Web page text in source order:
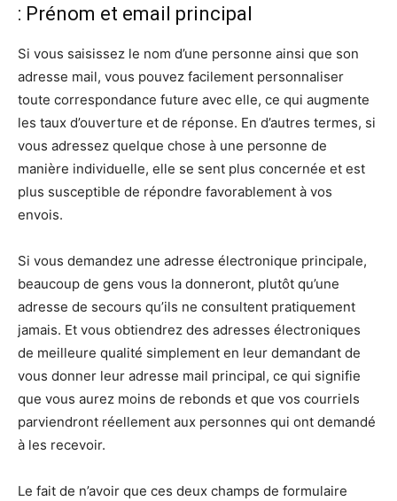
: Prénom et email principal
Si vous saisissez le nom d’une personne ainsi que son
adresse mail, vous pouvez facilement personnaliser
toute correspondance future avec elle, ce qui augmente
les taux d’ouverture et de réponse. En d’autres termes, si
vous adressez quelque chose à une personne de
manière individuelle, elle se sent plus concernée et est
plus susceptible de répondre favorablement à vos
envois.
Si vous demandez une adresse électronique principale,
beaucoup de gens vous la donneront, plutôt qu’une
adresse de secours qu’ils ne consultent pratiquement
jamais. Et vous obtiendrez des adresses électroniques
de meilleure qualité simplement en leur demandant de
vous donner leur adresse mail principal, ce qui signifie
que vous aurez moins de rebonds et que vos courriels
parviendront réellement aux personnes qui ont demandé
à les recevoir.
Le fait de n’avoir que ces deux champs de formulaire